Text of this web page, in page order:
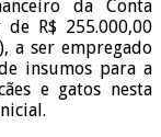
da Conta
R$ 255.000,00
a ser empregado
insumos para a
e gatos nesta